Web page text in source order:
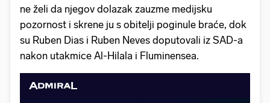
ne želi da njegov dolazak zauzme medijsku
pozornost i skrene ju s obitelji poginule braće, dok
su Ruben Dias i Ruben Neves doputovali iz SAD-a
nakon utakmice Al-Hilala i Fluminensea.